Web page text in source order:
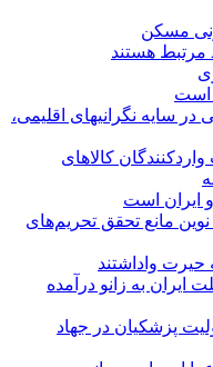
مسکن
است
سایه نگرانیهای اقلیمی،
مطالبات واردکنندگان کالاهای
ایران است
مانع تحقق تحریم‌های
حیرت واداشتند
ایران به زانو درآمده
پزشکیان در جهاد